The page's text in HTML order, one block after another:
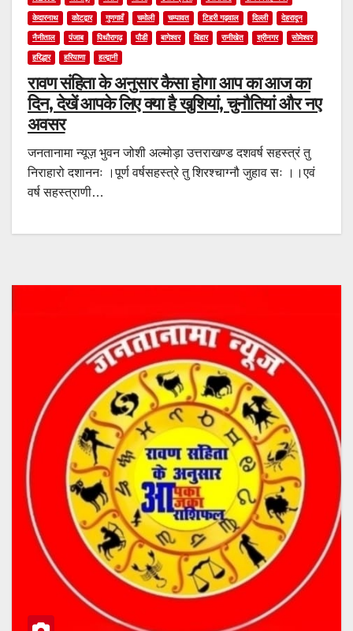
केदारनाथ कोटद्वार गुणगावँ चमोली चम्पावत टिहरी गढ़वाल दिल्ली देहरादून
नैनीताल पंजाब पिथौरागढ़ पौडी बागेश्वर बिहार रानीखेत श्रीनगर सोमेश्वर
हरिद्धार हरियाणा हल्द्वानी
रावण संहिता के अनुसार कैसा होगा आप का आज का
दिन, देखें आपके लिए क्या है खुशियां, चुनौतियां और नए
अवसर
जनतानामा न्यूज़ भुवन जोशी अल्मोड़ा उत्तराखण्ड दशवर्ष सहस्त्रं तु
निराहारो दशाननः ।पूर्ण वर्षसहस्त्रे तु शिरश्चाग्नौ जुहाव सः ।।एवं
वर्ष सहस्त्राणी…